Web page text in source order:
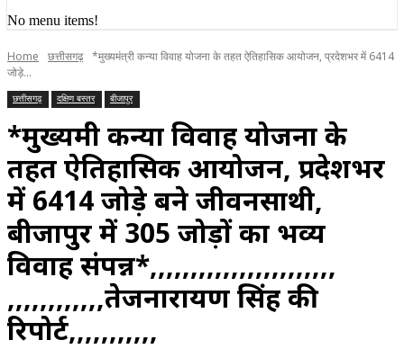
No menu items!
Home छत्तीसगढ़ *मुख्यमंत्री कन्या विवाह योजना के तहत ऐतिहासिक आयोजन, प्रदेशभर में 6414
जोड़े...
छत्तीसगढ़ दक्षिण बस्तर बीजापुर
*मुख्यमंत्री कन्या विवाह योजना के
तहत ऐतिहासिक आयोजन, प्रदेशभर
में 6414 जोड़े बने जीवनसाथी,
बीजापुर में 305 जोड़ों का भव्य
विवाह संपन्न*,,,,,,,,,,,,,,,,,,,,,,,
,,,,,,,,,,,,तेजनारायण सिंह की
रिपोर्ट,,,,,,,,,,,